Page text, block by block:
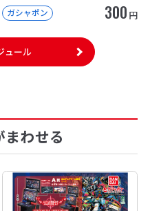
ガシャポン 300 円
ュール
まわせる